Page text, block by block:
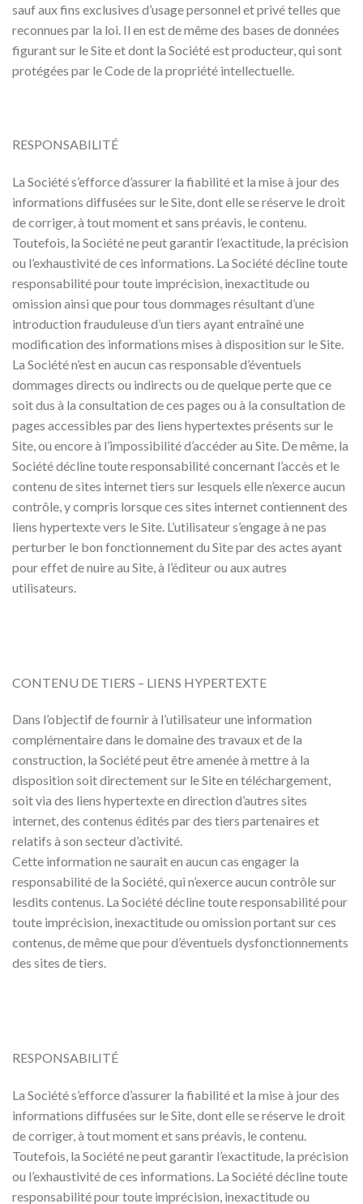
sauf aux fins exclusives d’usage personnel et privé telles que
reconnues par la loi. Il en est de même des bases de données
figurant sur le Site et dont la Société est producteur, qui sont
protégées par le Code de la propriété intellectuelle.
RESPONSABILITÉ
La Société s’efforce d’assurer la fiabilité et la mise à jour des
informations diffusées sur le Site, dont elle se réserve le droit
de corriger, à tout moment et sans préavis, le contenu.
Toutefois, la Société ne peut garantir l’exactitude, la précision
ou l’exhaustivité de ces informations. La Société décline toute
responsabilité pour toute imprécision, inexactitude ou
omission ainsi que pour tous dommages résultant d’une
introduction frauduleuse d’un tiers ayant entraîné une
modification des informations mises à disposition sur le Site.
La Société n’est en aucun cas responsable d’éventuels
dommages directs ou indirects ou de quelque perte que ce
soit dus à la consultation de ces pages ou à la consultation de
pages accessibles par des liens hypertextes présents sur le
Site, ou encore à l’impossibilité d’accéder au Site. De même, la
Société décline toute responsabilité concernant l’accès et le
contenu de sites internet tiers sur lesquels elle n’exerce aucun
contrôle, y compris lorsque ces sites internet contiennent des
liens hypertexte vers le Site. L’utilisateur s’engage à ne pas
perturber le bon fonctionnement du Site par des actes ayant
pour effet de nuire au Site, à l’éditeur ou aux autres
utilisateurs.
CONTENU DE TIERS – LIENS HYPERTEXTE
Dans l’objectif de fournir à l’utilisateur une information
complémentaire dans le domaine des travaux et de la
construction, la Société peut être amenée à mettre à la
disposition soit directement sur le Site en téléchargement,
soit via des liens hypertexte en direction d’autres sites
internet, des contenus édités par des tiers partenaires et
relatifs à son secteur d’activité.
Cette information ne saurait en aucun cas engager la
responsabilité de la Société, qui n’exerce aucun contrôle sur
lesdits contenus. La Société décline toute responsabilité pour
toute imprécision, inexactitude ou omission portant sur ces
contenus, de même que pour d’éventuels dysfonctionnements
des sites de tiers.
RESPONSABILITÉ
La Société s’efforce d’assurer la fiabilité et la mise à jour des
informations diffusées sur le Site, dont elle se réserve le droit
de corriger, à tout moment et sans préavis, le contenu.
Toutefois, la Société ne peut garantir l’exactitude, la précision
ou l’exhaustivité de ces informations. La Société décline toute
responsabilité pour toute imprécision, inexactitude ou